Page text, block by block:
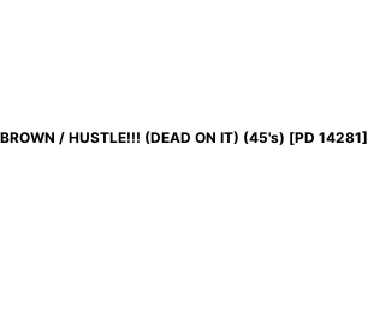
/ HUSTLE!!! (DEAD ON IT) (45's) [PD 14281]